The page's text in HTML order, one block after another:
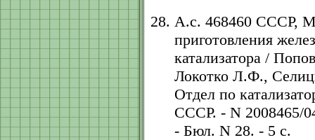
А.с. 468460 СССР,
приготовления
катализатора /
Локотко Л.Ф.,
Отдел по
СССР. - N 2008465/
- Бюл. N 28. - 5 с.